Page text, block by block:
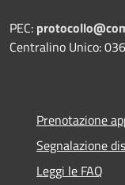
PEC:
Centralino Unico:
Prenotazione
Segnalazione
Leggi le FAQ